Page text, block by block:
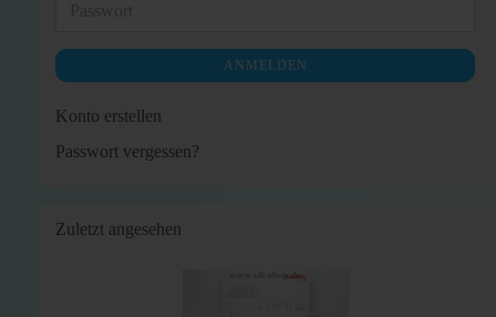
ANMELDEN
Konto erstellen
Passwort vergessen?
Zuletzt angesehen